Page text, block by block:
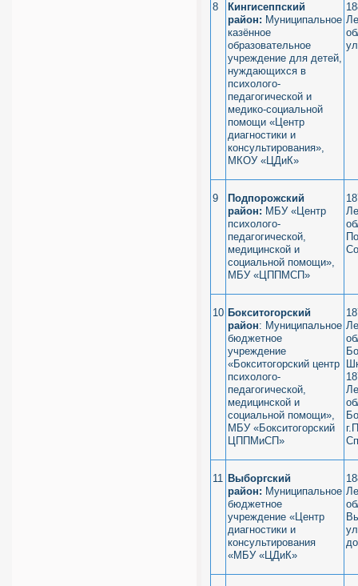
8
Кингисеппский
район: Муниципальное
казённое
образовательное
учреждение для детей,
нуждающихся в
психолого-
педагогической и
медико-социальной
помощи «Центр
диагностики и
консультирования»,
МКОУ «ЦДиК»
9
Подпорожский
район: МБУ «Центр
психолого-
педагогической,
медицинской и
социальной помощи»,
МБУ «ЦППМСП»
10 Бокситогорский
район: Муниципальное
бюджетное
учреждение
«Бокситогорский центр
психолого-
педагогической,
медицинской и
социальной помощи»,
МБУ «Бокситогорский
ЦППМиСП»
11 Выборгский
район: Муниципальное
бюджетное
учреждение «Центр
диагностики и
консультирования
«МБУ «ЦДиК»